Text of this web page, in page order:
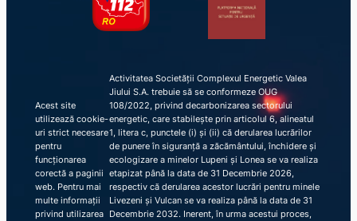
Acest site
utilizează cookie-
uri strict necesare
pentru
funcționarea
corectă a paginii
web. Pentru mai
multe informații
privind utilizarea
Activitatea Societății Complexul Energetic Valea
Jiului S.A. trebuie să se conformeze OUG
108/2022, privind decarbonizarea sectorului
energetic, care stabilește prin articolul 6, alineatul
1, litera c, punctele (i) și (ii) că derularea lucrărilor
de punere în siguranță a zăcământului, închidere și
ecologizare a minelor Lupeni și Lonea se va realiza
etapizat până la data de 31 Decembrie 2026,
respectiv că derularea acestor lucrări pentru minele
Livezeni și Vulcan se va realiza până la data de 31
Decembrie 2032. Inerent, în urma acestui proces,